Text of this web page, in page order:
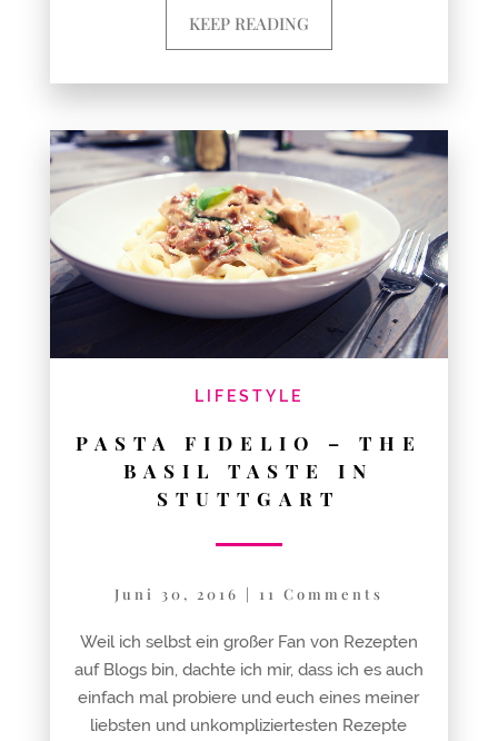
KEEP READING
LIFESTYLE
PASTA FIDELIO – THE
BASIL TASTE IN
STUTTGART
Juni 30, 2016 | 11 Comments
Weil ich selbst ein großer Fan von Rezepten
auf Blogs bin, dachte ich mir, dass ich es auch
einfach mal probiere und euch eines meiner
liebsten und unkompliziertesten Rezepte